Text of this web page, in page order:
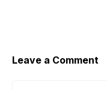
Leave a Comment